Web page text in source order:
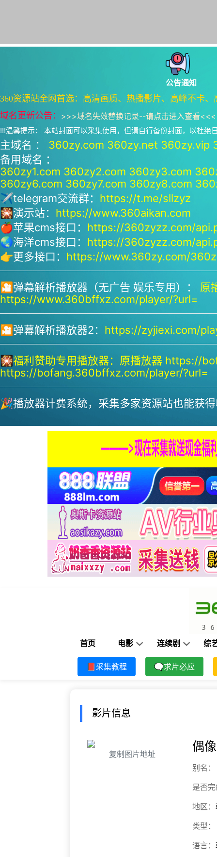
公告通知
360资源站全网首选：高清画质、热播影片、高峰不卡
域名更新公告： >>>域名失效替换记录--请点击进入查看<<<
!!!温馨提示： 本站封面可以采集使用，但请自行备份封面，以杜绝
主域名 ： 360zy.com 360zy.net 360zy.vip
备用域名 ：
360zy1.com 360zy2.com 360zy3.com
360zy6.com 360zy7.com 360zy8.com
✈telegram交流群： https://t.me/sllzyz
🎇演示站： https://www.360aikan.com
🍎苹果cms接口： https://360zyzz.com/
🌏海洋cms接口： https://360zyzz.com/
👉更多接口： https://www.360zy.com/
🎦弹幕解析播放器（无广告 娱乐专用）： 原
https://www.360bffxz.com/player/?url=
🎦弹幕解析播放器2： https://zyjiexi.com/
🎇福利赞助专用播放器： 原播放器 https://
https://bofang.360bffxz.com/player/?url=
🎉播放器计费系统，采集多家资源站也能获
首页 电影 连续剧 综
📕采集教程 🗨求片必应
影片信息
复制图片地址
偶
别名：
是否
地区：
类型：
语言：